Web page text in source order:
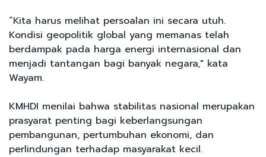
“Kita harus melihat persoalan ini secara utuh.
Kondisi geopolitik global yang memanas telah
berdampak pada harga energi internasional dan
menjadi tantangan bagi banyak negara," kata
Wayam.
KMHDI menilai bahwa stabilitas nasional merupakan
prasyarat penting bagi keberlangsungan
pembangunan, pertumbuhan ekonomi, dan
perlindungan terhadap masyarakat kecil.